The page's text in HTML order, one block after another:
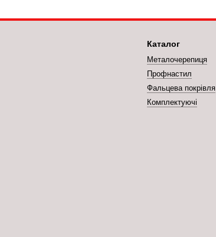
Каталог
Металочерепиця
Профнастил
Фальцева покрівля
Комплектуючі